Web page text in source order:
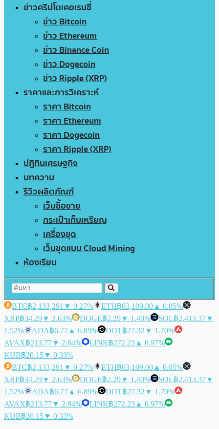
ข่าวคริปโตเคอเรนซี่
ข่าว Bitcoin
ข่าว Ethereum
ข่าว Binance Coin
ข่าว Dogecoin
ข่าว Ripple (XRP)
ราคาและการวิเคราะห์
ราคา Bitcoin
ราคา Ethereum
ราคา Dogecoin
ราคา Ripple (XRP)
ปฏิทินเศรษฐกิจ
บทความ
รีวิวผลิตภัณฑ์
เว็บซื้อขาย
กระเป๋าเก็บเหรียญ
เครื่องขุด
เว็บขุดแบบ Cloud Mining
ห้องเรียน
BTC฿2,133,291 ▼ 0.27% ETH฿63,109.00 ▲ 0.05%
XRP฿34.29▼ 2.63% DOGE฿2.29▼ 1.40% SOL฿2,413.37▼
1.52%
ADA฿6.77 ▲ 6.89% DOT฿27.32 ▼ 1.70%
AVAX฿213.77▼ 2.84% LINK฿272.23 ▲ 0.97%
KUB฿20.15▼ 0.33%
BTC฿2,133,291 ▼ 0.27% ETH฿63,109.00 ▲ 0.05%
XRP฿34.29▼ 2.63% DOGE฿2.29▼ 1.40% SOL฿2,413.37▼
1.52%
ADA฿6.77 ▲ 6.89% DOT฿27.32 ▼ 1.70%
AVAX฿213.77▼ 2.84% LINK฿272.23 ▲ 0.97%
KUB฿20.15▼ 0.33%